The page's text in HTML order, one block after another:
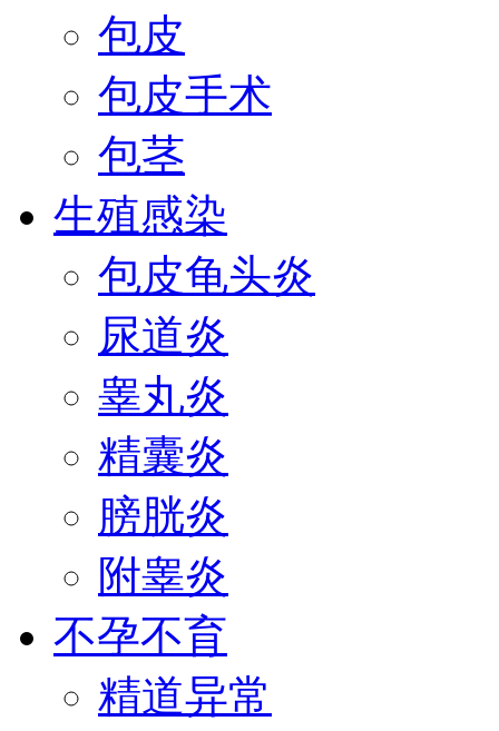
包皮
包皮手术
包茎
生殖感染
包皮龟头炎
尿道炎
睾丸炎
精囊炎
膀胱炎
附睾炎
不孕不育
精道异常